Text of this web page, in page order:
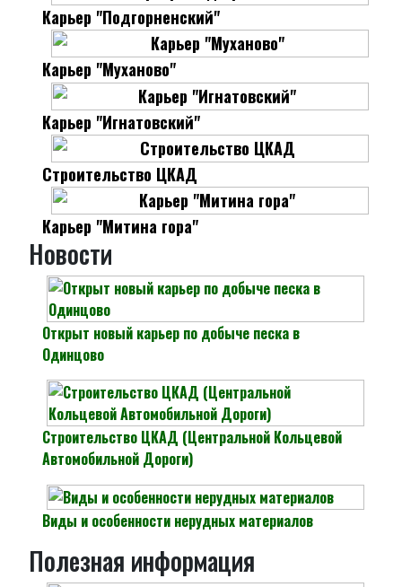
Карьер "Подгорненский"
Карьер "Муханово"
Карьер "Игнатовский"
Строительство ЦКАД
Карьер "Митина гора"
Новости
Открыт новый карьер по добыче песка в
Одинцово
Строительство ЦКАД (Центральной Кольцевой
Автомобильной Дороги)
Виды и особенности нерудных материалов
Полезная информация